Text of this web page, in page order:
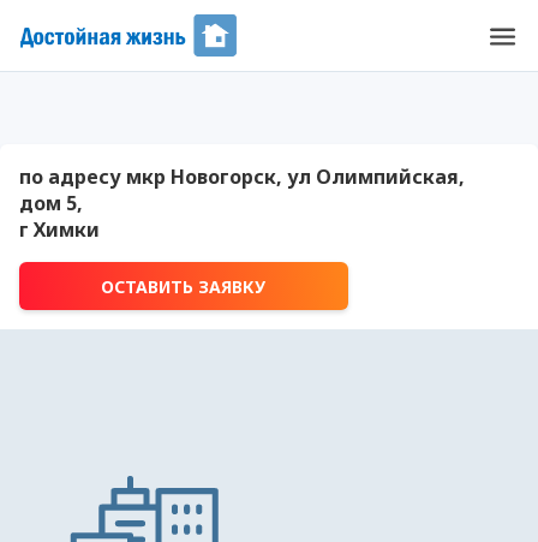
по адресу мкр Новогорск, ул Олимпийская,
дом 5,
г Химки
ОСТАВИТЬ ЗАЯВКУ